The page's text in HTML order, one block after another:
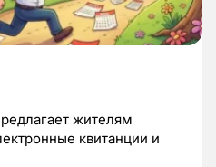
жителям
квитанции и